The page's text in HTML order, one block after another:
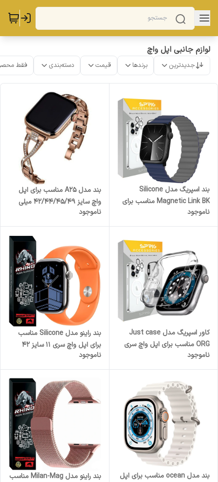
لوازم جانبی اپل واچ
جدیدترین برندها قیمت دسته‌بندی فقط
بند اسپریگ مدل Silicone
Magnetic Link BK مناسب برای
اپل واچ سری
Se/1/2/3/4/5/6/7/8/9/Ultra/Ultra2
ناموجود
بند مدل A25 مناسب برای اپل
واچ سایز 42/44/45/49 میلی
متری سری 7/8/9
ناموجود
کاور اسپریگ مدل Just case
ORG مناسب برای اپل واچ سری
7/8/9 سایز 45 میلی متری
ناموجود
بند راینو مدل Silicone مناسب
برای اپل واچ سری 11 سایز 42
میلی متری
ناموجود
بند مدل ocean مناسب برای اپل
بند راینو مدل Milan-Mag مناسب